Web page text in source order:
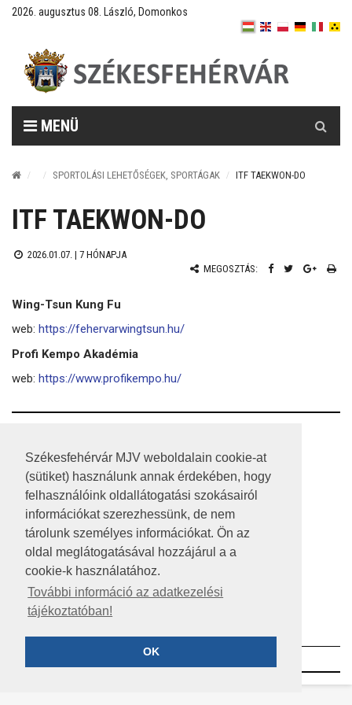
Székesfehérvár MJV weboldalain cookie-at
(sütiket) használunk annak érdekében, hogy
felhasználóink oldallátogatási szokásairól
információkat szerezhessünk, de nem
tárolunk személyes információkat. Ön az
oldal meglátogatásával hozzájárul a a
cookie-k használatához.
További információ az adatkezelési
tájékoztatóban!
OK
2026. augusztus 08. László, Domonkos
MENÜ
SPORTOLÁSI LEHETŐSÉGEK, SPORTÁGAK ITF TAEKWON-DO
ITF TAEKWON-DO
2026.01.07. | 7 HÓNAPJA
MEGOSZTÁS:
Wing-Tsun Kung Fu
web: https://fehervarwingtsun.hu/
Profi Kempo Akadémia
web: https://www.profikempo.hu/
A HONLAP 2017.03.31-I ÁLLAPOTA
JOGI NYILATKOZAT
IMPRESSZUM
MÉDIAAJÁNLAT
KÖZÉRDEKŰ ADATOK
©2023 SZÉKESFEHÉRVÁR MEGYEI JOGÚ VÁROS